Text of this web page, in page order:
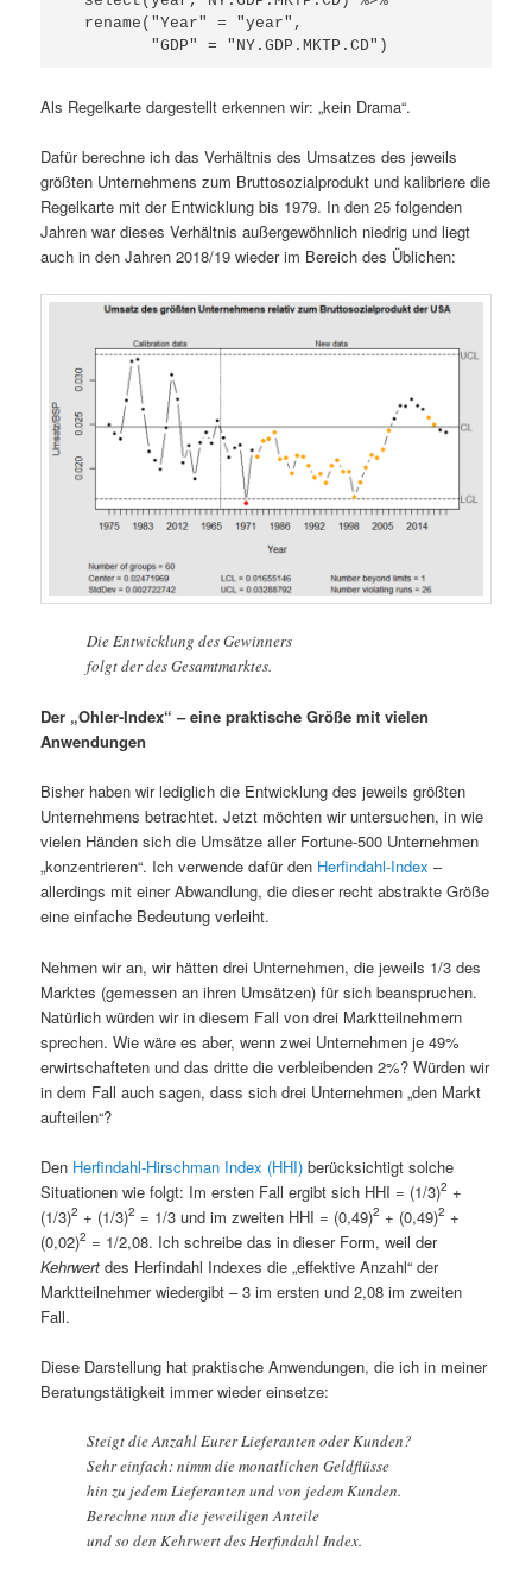
Als Regelkarte dargestellt erkennen wir: „kein Drama“.
Dafür berechne ich das Verhältnis des Umsatzes des jeweils
größten Unternehmens zum Bruttosozialprodukt und kalibriere die
Regelkarte mit der Entwicklung bis 1979. In den 25 folgenden
Jahren war dieses Verhältnis außergewöhnlich niedrig und liegt
auch in den Jahren 2018/19 wieder im Bereich des Üblichen:
Die Entwicklung des Gewinners
folgt der des Gesamtmarktes.
Der „Ohler-Index“ – eine praktische Größe mit vielen
Anwendungen
Bisher haben wir lediglich die Entwicklung des jeweils größten
Unternehmens betrachtet. Jetzt möchten wir untersuchen, in wie
vielen Händen sich die Umsätze aller Fortune-500 Unternehmen
„konzentrieren“. Ich verwende dafür den Herfindahl-Index –
allerdings mit einer Abwandlung, die dieser recht abstrakte Größe
eine einfache Bedeutung verleiht.
Nehmen wir an, wir hätten drei Unternehmen, die jeweils 1/3 des
Marktes (gemessen an ihren Umsätzen) für sich beanspruchen.
Natürlich würden wir in diesem Fall von drei Marktteilnehmern
sprechen. Wie wäre es aber, wenn zwei Unternehmen je 49%
erwirtschafteten und das dritte die verbleibenden 2%? Würden wir
in dem Fall auch sagen, dass sich drei Unternehmen „den Markt
aufteilen“?
Den Herfindahl-Hirschman Index (HHI) berücksichtigt solche
Situationen wie folgt: Im ersten Fall ergibt sich HHI = (1/3)2 +
(1/3)2 + (1/3)2 = 1/3 und im zweiten HHI = (0,49)2 + (0,49)2 +
(0,02)2 = 1/2,08. Ich schreibe das in dieser Form, weil der
Kehrwert des Herfindahl Indexes die „effektive Anzahl“ der
Marktteilnehmer wiedergibt – 3 im ersten und 2,08 im zweiten
Fall.
Diese Darstellung hat praktische Anwendungen, die ich in meiner
Beratungstätigkeit immer wieder einsetze:
Steigt die Anzahl Eurer Lieferanten oder Kunden?
Sehr einfach: nimm die monatlichen Geldflüsse
hin zu jedem Lieferanten und von jedem Kunden.
Berechne nun die jeweiligen Anteile
und so den Kehrwert des Herfindahl Index.